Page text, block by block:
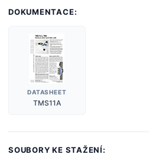
DOKUMENTACE:
DATASHEET
TMS11A
SOUBORY KE STAŽENÍ: